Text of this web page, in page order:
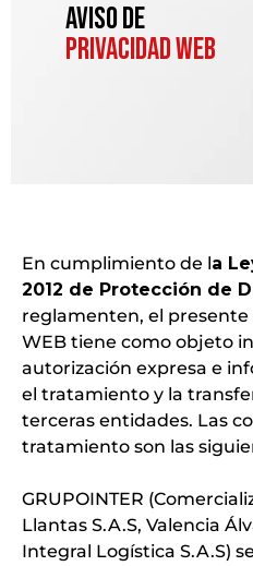
AVISO DE
PRIVACIDAD WEB
En cumplimiento de la
2012 de Protección de
reglamenten, el presente
WEB tiene como objeto
autorización expresa e
el tratamiento y la
terceras entidades. Las
tratamiento son las
GRUPOINTER
Llantas S.A.S, Valencia
Integral Logística S.A.S)